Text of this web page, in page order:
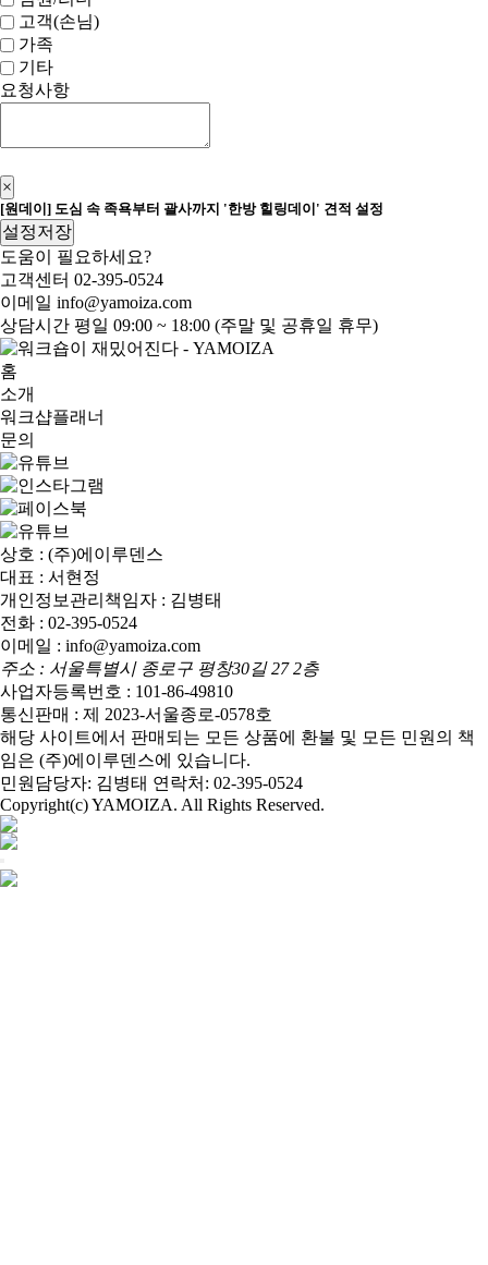
고객(손님)
가족
기타
요청사항
×
[원데이] 도심 속 족욕부터 괄사까지 '한방 힐링데이' 견적 설정
설정저장
도움이 필요하세요?
고객센터 02-395-0524
이메일 info@yamoiza.com
상담시간 평일 09:00 ~ 18:00 (주말 및 공휴일 휴무)
홈
소개
워크샵플래너
문의
상호 : (주)에이루덴스
대표 : 서현정
개인정보관리책임자 : 김병태
전화 : 02-395-0524
이메일 : info@yamoiza.com
주소 : 서울특별시 종로구 평창30길 27 2층
사업자등록번호 : 101-86-49810
통신판매 : 제 2023-서울종로-0578호
해당 사이트에서 판매되는 모든 상품에 환불 및 모든 민원의 책
임은 (주)에이루덴스에 있습니다.
민원담당자: 김병태 연락처: 02-395-0524
Copyright(c) YAMOIZA. All Rights Reserved.